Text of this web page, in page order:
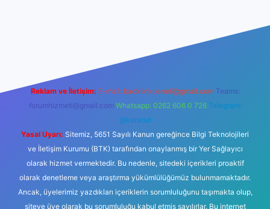
Reklam ve İletişim: E-mail: backlinkpaneli@gmail.com Teams:
forumhizmeti@gmail.com Whatsapp: 0262 606 0 726 Telegram:
@karabul
Yasal Uyarı: Sitemiz, 5651 Sayılı Kanun gereğince Bilgi Teknolojileri
ve İletişim Kurumu (BTK) tarafından onaylanmış bir Yer Sağlayıcı
olarak hizmet vermektedir. Bu nedenle, sitedeki içerikleri proaktif
olarak denetleme veya araştırma yükümlülüğümüz bulunmamaktadır.
Ancak, üyelerimiz yazdıkları içeriklerin sorumluluğunu taşımakta olup,
siteye üye olarak bu sorumluluğu kabul etmiş sayılırlar. Bu internet